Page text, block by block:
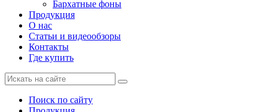
Бархатные фоны
Продукция
О нас
Статьи и видеообзоры
Контакты
Где купить
Поиск по сайту